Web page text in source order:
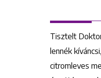
Tisztelt
lennék
citromleves